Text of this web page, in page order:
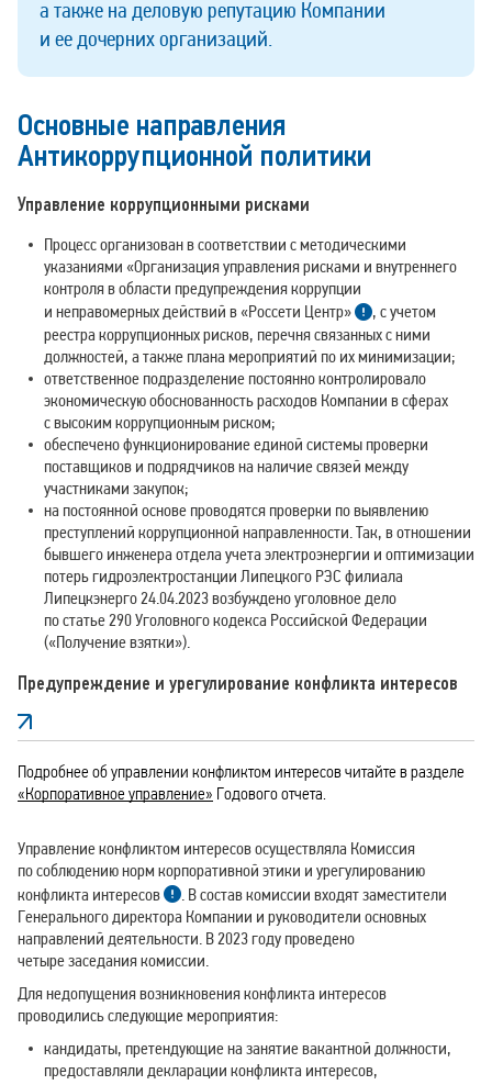
а также на деловую репутацию Компании
и ее дочерних организаций.
Основные направления
Антикоррупционной политики
Управление коррупционными рисками
Процесс организован в соответствии с методическими
указаниями «Организация управления рисками и внутреннего
контроля в области предупреждения коррупции
и неправомерных действий в «Россети Центр»
, с учетом
реестра коррупционных рисков, перечня связанных с ними
должностей, а также плана мероприятий по их минимизации;
ответственное подразделение постоянно контролировало
экономическую обоснованность расходов Компании в сферах
с высоким коррупционным риском;
обеспечено функционирование единой системы проверки
поставщиков и подрядчиков на наличие связей между
участниками закупок;
на постоянной основе проводятся проверки по выявлению
преступлений коррупционной направленности. Так, в отношении
бывшего инженера отдела учета электроэнергии и оптимизации
потерь гидроэлектростанции Липецкого РЭС филиала
Липецкэнерго 24.04.2023 возбуждено уголовное дело
по статье 290 Уголовного кодекса Российской Федерации
(«Получение взятки»).
Предупреждение и урегулирование конфликта интересов
Подробнее об управлении конфликтом интересов читайте в разделе
«Корпоративное управление» Годового отчета.
Управление конфликтом интересов осуществляла Комиссия
по соблюдению норм корпоративной этики и урегулированию
конфликта интересов
. В состав комиссии входят заместители
Генерального директора Компании и руководители основных
направлений деятельности. В 2023 году проведено
четыре заседания комиссии.
Для недопущения возникновения конфликта интересов
проводились следующие мероприятия:
кандидаты, претендующие на занятие вакантной должности,
предоставляли декларации конфликта интересов,